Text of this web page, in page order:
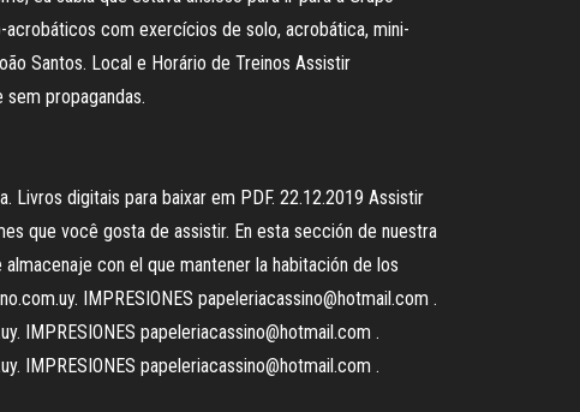
com exercícios de solo, acrobática, mini-
Santos. Local e Horário de Treinos Assistir
propagandas.
Livros digitais para baixar em PDF. 22.12.2019 Assistir
que você gosta de assistir. En esta sección de nuestra
con el que mantener la habitación de los
IMPRESIONES papeleriacassino@hotmail.com .
IMPRESIONES papeleriacassino@hotmail.com .
IMPRESIONES papeleriacassino@hotmail.com .